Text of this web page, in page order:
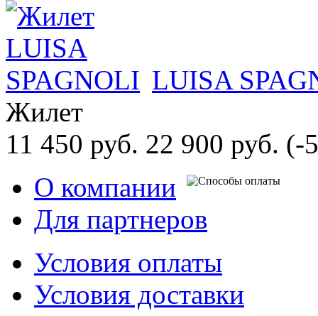
LUISA
Жилет
11 450 руб. 22 900 руб. (-
О компании
Для партнеров
Условия оплаты
Условия доставки